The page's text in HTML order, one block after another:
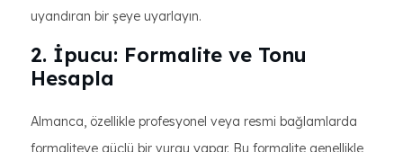
uyandıran bir şeye uyarlayın.
2. İpucu: Formalite ve Tonu
Hesapla
Almanca, özellikle profesyonel veya resmi bağlamlarda
formaliteye güçlü bir vurgu yapar. Bu formalite genellikle